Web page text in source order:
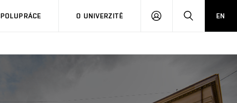
O UNIVERZITĚ
PŘIHLÁSIT HLEDATEN